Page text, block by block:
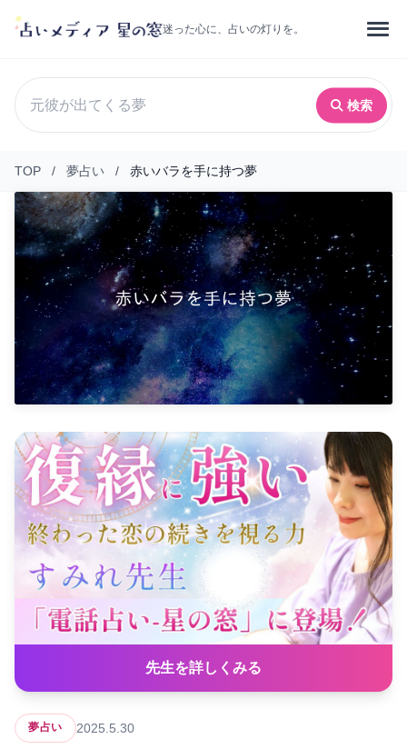
迷った心に、占いの灯りを。
検索
TOP / 夢占い / 赤いバラを手に持つ夢
先生を詳しくみる
夢占い 2025.5.30